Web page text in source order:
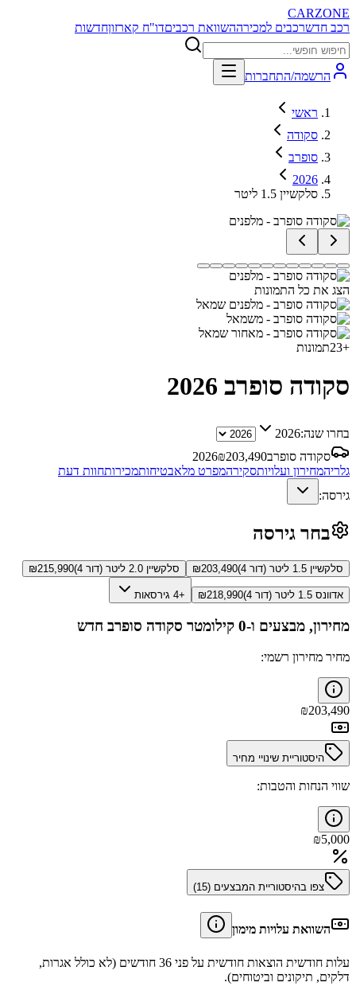
CARZONE
רכב חדשרכבים למכירההשוואת רכביםדו"ח קארזוןחדשות
הרשמה/התחברות
ראשי
סקודה
סופרב
2026
סלקשיין 1.5 ליטר
הצג את כל התמונות
+
23תמונות
סקודה סופרב 2026
בחרו שנה:2026
סקודה סופרב
2026₪203,490
גלריהמחירון ועלויותסקירהמפרט מלאבטיחותמכירותחוות דעת
גירסה:
בחר גירסה
סלקשיין 1.5 ליטר (דור 4) ₪203,490 סלקשיין 2.0 ליטר (דור 4) ₪215,990
אדוונס 1.5 ליטר (דור 4) ₪218,990 +4 גירסאות
מחירון, מבצעים ו-0 קילומטר סקודה סופרב חדש
מחיר מחירון רשמי:
₪203,490
היסטוריית שינויי מחיר
שווי הנחות והטבות:
₪5,000
צפו בהיסטוריית המבצעים (15
)
השוואת עלויות מימון
עלות חודשית הוצאות חודשית על פני 36 חודשים (לא כולל אגרות,
דלקים, תיקונים וביטוחים).